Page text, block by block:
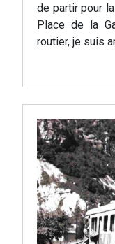
de partir pour
Place de la
routier, je suis